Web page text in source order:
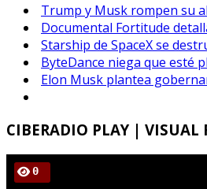
Trump y Musk rompen su
Documental Fortitude
Starship de SpaceX se
ByteDance niega que esté
Elon Musk plantea
CIBERADIO PLAY | VISUAL